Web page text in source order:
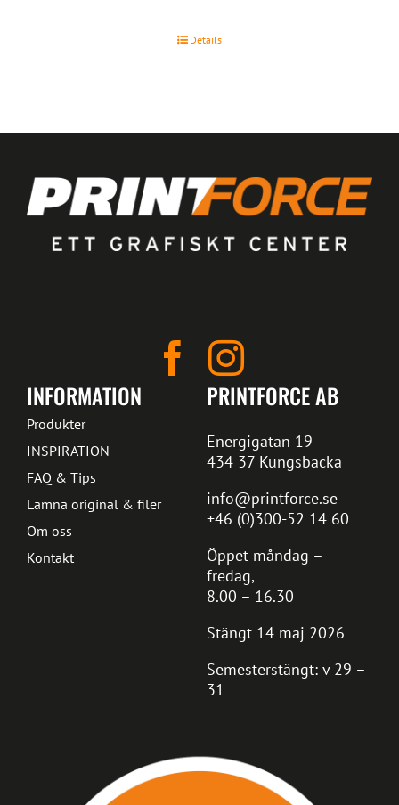
Details
PRINTFORCE AB
Energigatan 19
434 37 Kungsbacka
info@printforce.se
+46 (0)300-52 14 60
Öppet måndag –
fredag,
8.00 – 16.30
Stängt 14 maj 2026
Semesterstängt: v 29 –
31
INFORMATION
Produkter
INSPIRATION
FAQ & Tips
Lämna original & filer
Om oss
Kontakt